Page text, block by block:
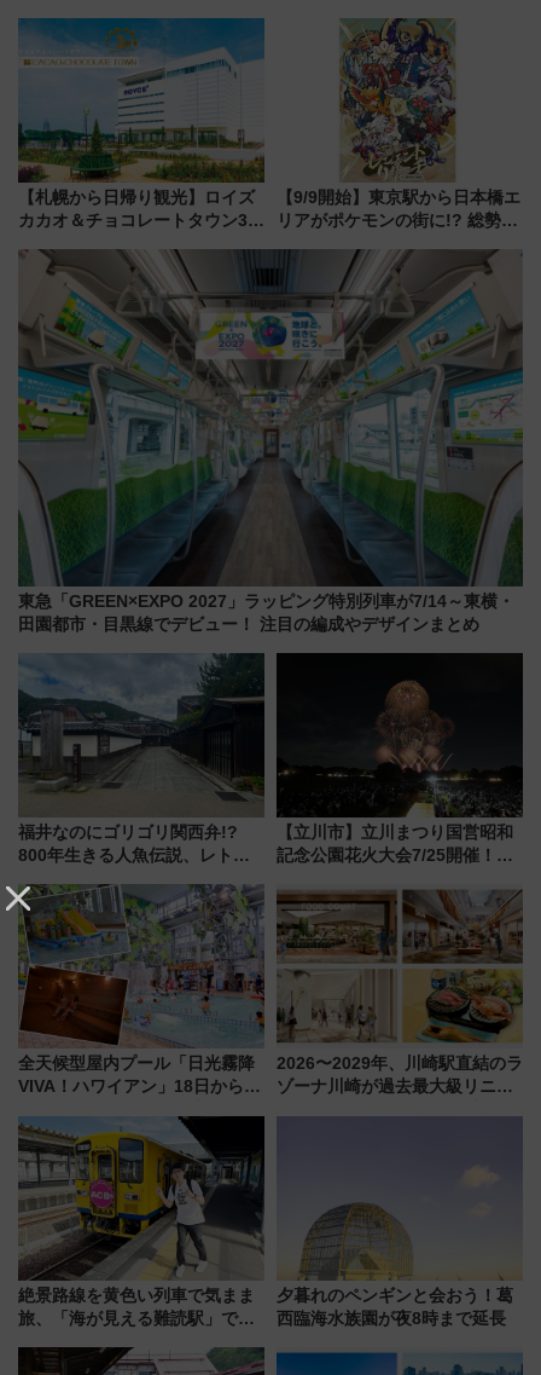
説【JR東日本】
帰りお出かけ最新情報（2026年
7月17日～開催）
【札幌から日帰り観光】ロイズ
カカオ＆チョコレートタウン3周
詰め放題を開催、ロイズタウン
駅からのアクセスも
【9/9開始】東京駅から日本橋エ
リアがポケモンの街に!? 総勢
リサーチ」本格謎解き・グッズ
情報まとめ
東急「GREEN×EXPO 2027」ラッピング特別列車が7/14～東横・
田園都市・目黒線でデビュー！ 注目の編成やデザインまとめ
福井なのにゴリゴリ関西弁!?
800年生きる人魚伝説、レトロ
屋カフェで非日常を！週末観光
に最適な小浜の歩き方
【立川市】立川まつり国営昭和
記念公園花火大会7/25開催！
混雑に要注意、その理由は
全天候型屋内プール「日光霧降
VIVA！ハワイアン」18日から営
ァミリーから大人まで幅広い世
代が一日中楽しる夏のリゾート
を楽しんで
2026〜2029年、川崎駅直結のラ
ゾーナ川崎が過去最大級リニュ
絶景路線を黄色い列車で気まま
旅、「海が見える難読駅」で幸
「新・鉄道ひとり旅」279回目
夕暮れのペンギンと会おう！葛
西臨海水族園が夜8時まで延長